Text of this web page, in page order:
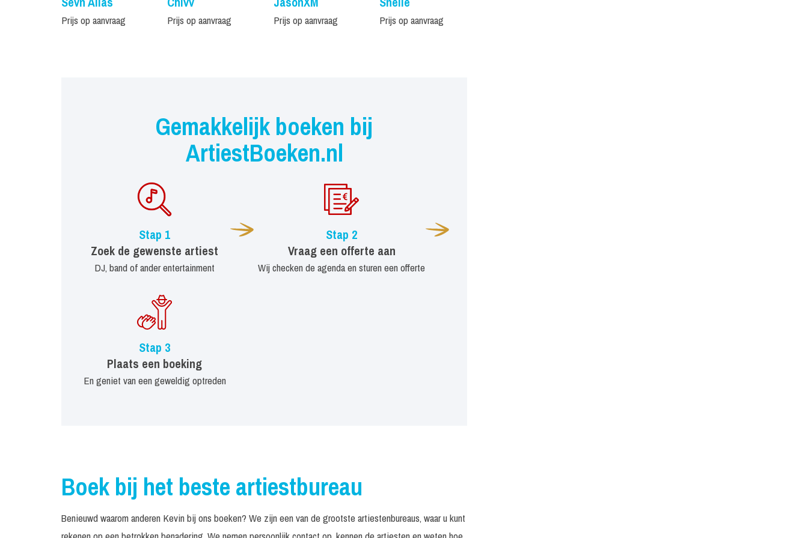
Prijs op aanvraag Prijs op aanvraag Prijs op aanvraag Prijs op aanvraag
Gemakkelijk boeken bij
ArtiestBoeken.nl
Stap 1
Zoek de gewenste artiest
DJ, band of ander entertainment
Stap 2
Vraag een offerte aan
Wij checken de agenda en sturen een offerte
Stap 3
Plaats een boeking
En geniet van een geweldig optreden
Boek bij het beste artiestbureau
Benieuwd waarom anderen Kevin bij ons boeken? We zijn een van de grootste artiestenbureaus, waar u kunt